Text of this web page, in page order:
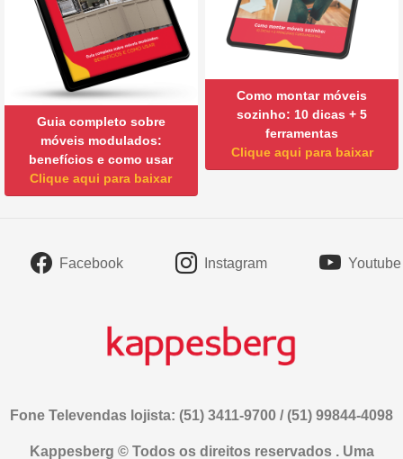
Guia completo sobre
móveis modulados:
benefícios e como usar
Clique aqui para baixar
Como montar móveis
sozinho: 10 dicas + 5
ferramentas
Clique aqui para baixar
Facebook Instagram Youtube
Fone Televendas lojista: (51) 3411-9700 / (51) 99844-4098
Kappesberg © Todos os direitos reservados . Uma